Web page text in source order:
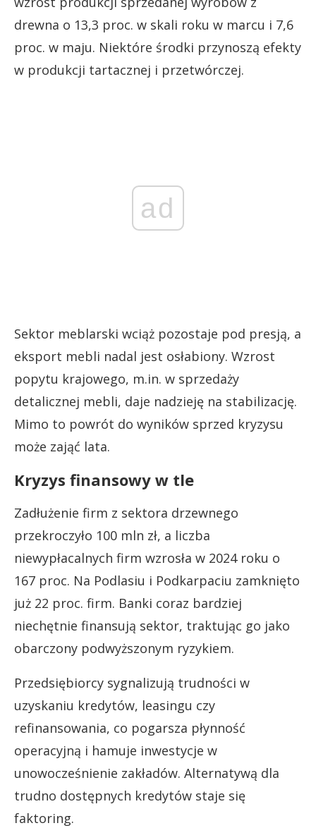
drewna o 13,3 proc. w skali roku w marcu i 7,6
proc. w maju. Niektóre środki przynoszą efekty
w produkcji tartacznej i przetwórczej.
ad
Sektor meblarski wciąż pozostaje pod presją, a
eksport mebli nadal jest osłabiony. Wzrost
popytu krajowego, m.in. w sprzedaży
detalicznej mebli, daje nadzieję na stabilizację.
Mimo to powrót do wyników sprzed kryzysu
może zająć lata.
Kryzys finansowy w tle
Zadłużenie firm z sektora drzewnego
przekroczyło 100 mln zł, a liczba
niewypłacalnych firm wzrosła w 2024 roku o
167 proc. Na Podlasiu i Podkarpaciu zamknięto
już 22 proc. firm. Banki coraz bardziej
niechętnie finansują sektor, traktując go jako
obarczony podwyższonym ryzykiem.
Przedsiębiorcy sygnalizują trudności w
uzyskaniu kredytów, leasingu czy
refinansowania, co pogarsza płynność
operacyjną i hamuje inwestycje w
unowocześnienie zakładów. Alternatywą dla
trudno dostępnych kredytów staje się
faktoring.